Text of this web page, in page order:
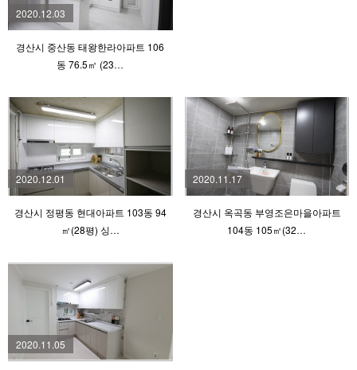
2020.12.03
경산시 중산동 태왕한라아파트 106
동 76.5㎡ (23…
2020.12.01
경산시 정평동 현대아파트 103동 94
㎡(28평) 싱…
2020.11.17
경산시 옥곡동 부영조은마을아파트
104동 105㎡(32…
2020.11.05